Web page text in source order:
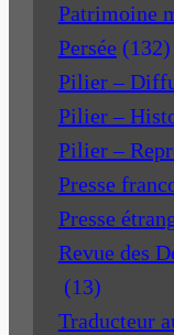
Patrimoine
Persée (132)
Pilier –
Pilier –
Pilier –
Presse
Presse
Revue des
(13)
Traducteur